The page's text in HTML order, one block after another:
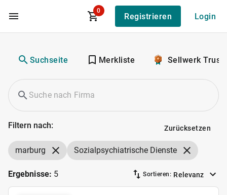
Zum Hauptinhalt
0
Registrieren Login
Suchseite Merkliste Sellwerk
Filtern nach: Zurücksetzen
marburg Sozialpsychiatrische Dienste
Ergebnisse: 5 Sortieren: Relevanz